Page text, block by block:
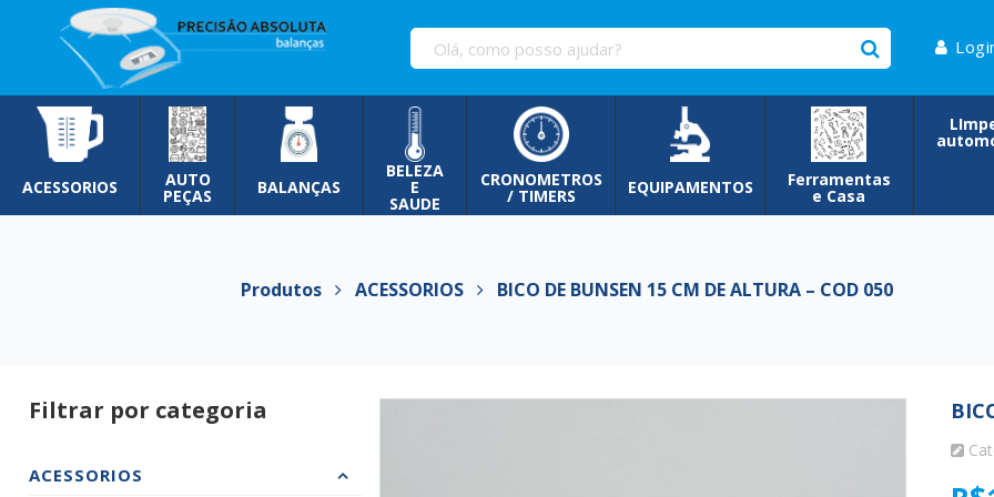
Pular
para
conteúdo
ACESSORIOS AUTO
PEÇAS BALANÇAS
BELEZA
E
SAUDE
CRONOMETROS
/ TIMERS EQUIPAMENTOS Ferramentas
e Casa
Produtos ACESSORIOS BICO DE BUNSEN 15 CM DE ALTURA – COD 050
Filtrar por categoria
ACESSORIOS